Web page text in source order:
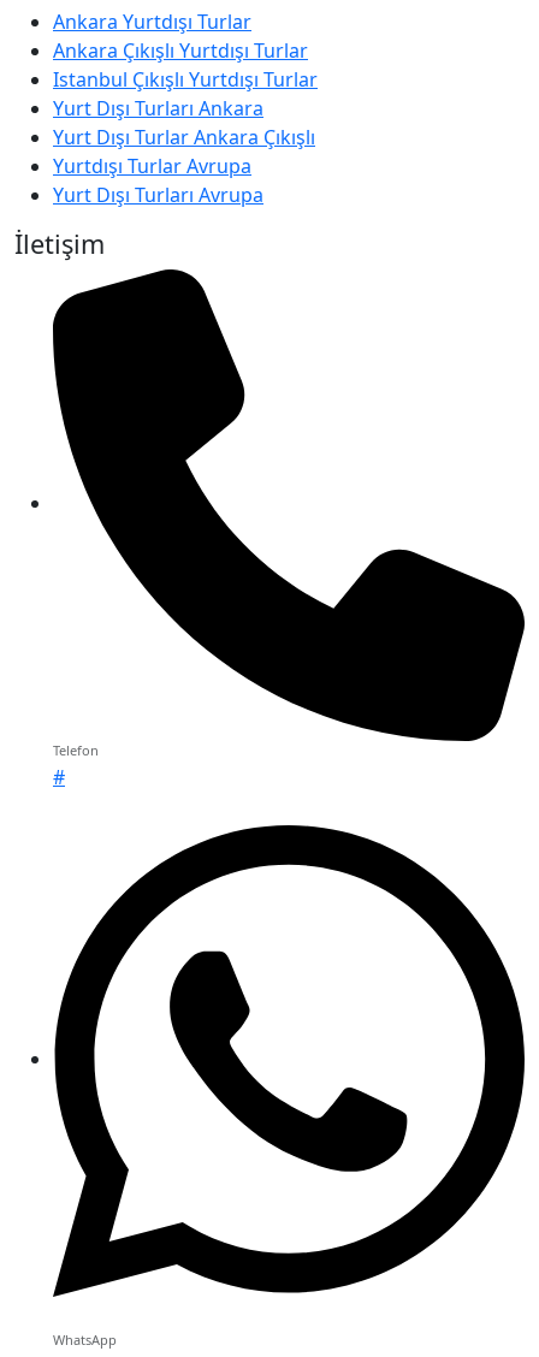
Ankara Yurtdışı Turlar
Ankara Çıkışlı Yurtdışı Turlar
Istanbul Çıkışlı Yurtdışı Turlar
Yurt Dışı Turları Ankara
Yurt Dışı Turlar Ankara Çıkışlı
Yurtdışı Turlar Avrupa
Yurt Dışı Turları Avrupa
İletişim
Telefon
#
WhatsApp